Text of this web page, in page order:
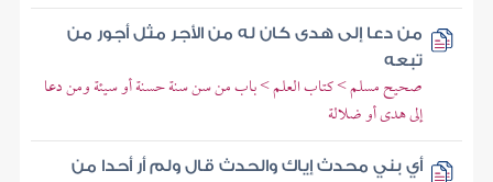
من دعا إلى هدى كان له من الأجر مثل أجور من
تبعه
صحيح مسلم > كتاب العلم > باب من سن سنة حسنة أو سيئة ومن دعا
إلى هدى أو ضلالة
أي بني محدث إياك والحدث قال ولم أر أحدا من